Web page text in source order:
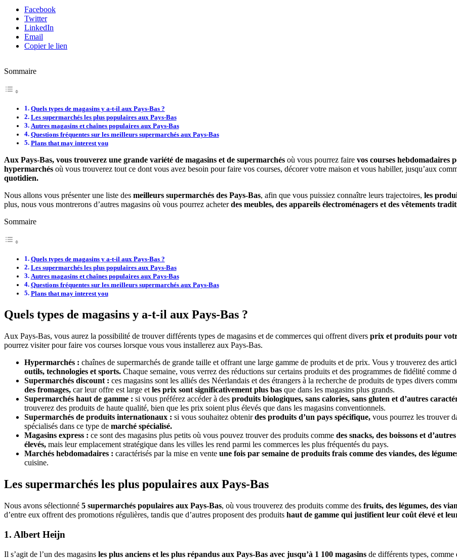
Facebook
Twitter
LinkedIn
Email
Copier le lien
Sommaire
Quels types de magasins y a-t-il aux Pays-Bas ?
Les supermarchés les plus populaires aux Pays-Bas
Autres magasins et chaînes populaires aux Pays-Bas
Questions fréquentes sur les meilleurs supermarchés aux Pays-Bas
Plans that may interest you
Aux Pays-Bas, vous trouverez une grande variété de magasins et de supermarchés où vous pourrez faire vos courses hebdomadaires
hypermarchés où vous trouverez tout ce dont vous avez besoin pour faire vos courses, décorer votre maison et vous habiller, jusqu’aux
quotidien.
Nous allons vous présenter une liste des meilleurs supermarchés des Pays-Bas, afin que vous puissiez connaître leurs trajectoires, les
plus, nous vous montrerons d’autres magasins où vous pourrez acheterdes meubles, des appareils électroménagers et des vêtements
Sommaire
Quels types de magasins y a-t-il aux Pays-Bas ?
Les supermarchés les plus populaires aux Pays-Bas
Autres magasins et chaînes populaires aux Pays-Bas
Questions fréquentes sur les meilleurs supermarchés aux Pays-Bas
Plans that may interest you
Quels types de magasins y a-t-il aux Pays-Bas ?
Aux Pays-Bas, vous aurez la possibilité de trouver différents types de magasins et de commerces qui offrent divers prix et produits pour
pourrez visiter pour faire vos courses lorsque vous vous installerez aux Pays-Bas.
Hypermarchés : chaînes de supermarchés de grande taille et offrant une large gamme de produits et de prix. Vous y trouverez des
outils, technologies et sports. Chaque semaine, vous verrez des réductions sur certains produits et des programmes de fidélité comme
Supermarchés discount : ces magasins sont les alliés des Néerlandais et des étrangers à la recherche de produits de types divers
des fromages, car leur offre est large et les prix sont significativement plus bas que dans les magasins plus grands.
Supermarchés haut de gamme : si vous préférez accéder à des produits biologiques, sans calories, sans gluten et d’autres
trouverez des produits de haute qualité, bien que les prix soient plus élevés que dans les magasins conventionnels.
Supermarchés de produits internationaux : si vous souhaitez obtenirdes produits d’un pays spécifique, vous pourrez les trouver
spécialisés dans ce type de marché spécialisé.
Magasins express : ce sont des magasins plus petits où vous pouvez trouver des produits comme des snacks, des boissons et
élevés, mais leur emplacement stratégique dans les villes les rend parmi les commerces les plus fréquentés du pays.
Marchés hebdomadaires : caractérisés par la mise en vente une fois par semaine de produits frais comme des viandes, des
cuisine.
Les supermarchés les plus populaires aux Pays-Bas
Nous avons sélectionné 5 supermarchés populaires aux Pays-Bas, où vous trouverez des produits comme des fruits, des légumes, des
d’entre eux offrent des promotions régulières, tandis que d’autres proposent des produits haut de gamme qui justifient leur coût élevé et
1. Albert Heijn
Il s’agit de l’un des magasins les plus anciens et les plus répandus aux Pays-Bas avec jusqu’à 1 100 magasins de différents types, comme